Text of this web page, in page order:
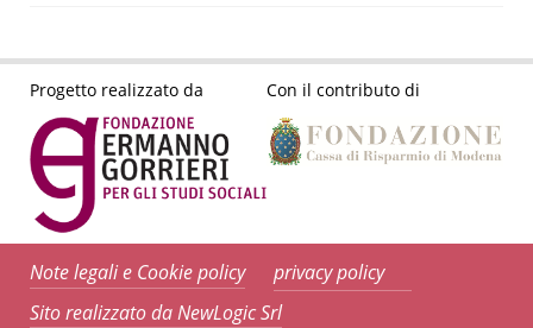
Progetto realizzato da Con il contributo di
Note legali e Cookie policy
privacy policy
Sito realizzato da NewLogic Srl